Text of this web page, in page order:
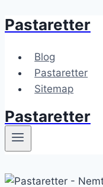
Fortsæt
indhold
Pastaretter
Blog
Pastaretter
Sitemap
Pastaretter